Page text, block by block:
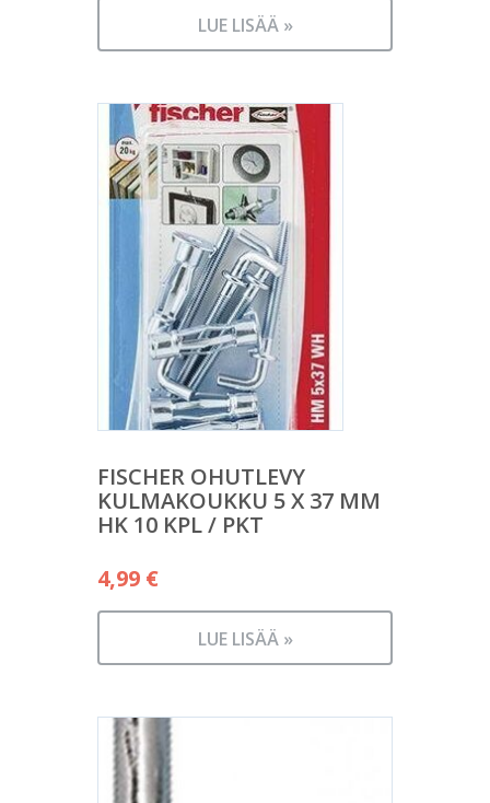
LUE LISÄÄ »
FISCHER OHUTLEVY
KULMAKOUKKU 5 X 37 MM
HK 10 KPL / PKT
4,99 €
LUE LISÄÄ »